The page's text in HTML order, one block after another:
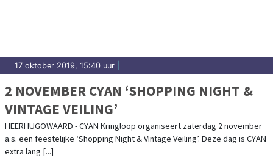
17 oktober 2019, 15:40 uur
2 NOVEMBER CYAN ‘SHOPPING NIGHT &
VINTAGE VEILING’
HEERHUGOWAARD - CYAN Kringloop organiseert zaterdag 2 november
a.s. een feestelijke ‘Shopping Night & Vintage Veiling’. Deze dag is CYAN
extra lang [...]